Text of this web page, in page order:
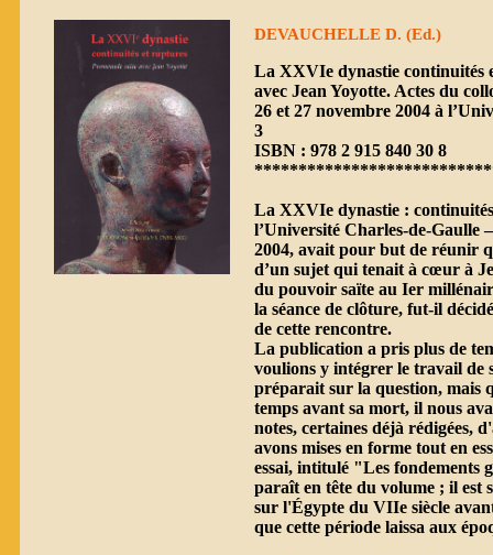
DEVAUCHELLE D. (Ed.)
La XXVIe dynastie continuités
avec Jean Yoyotte. Actes du
26 et 27 novembre 2004 à
3
ISBN : 978 2 915 840 30 8
La XXVIe dynastie :
l’Université Charles-de-Gaulle
2004, avait pour but de réunir
d’un sujet qui tenait à cœur à
du pouvoir saïte au Ier
la séance de clôture, fut-il
de cette rencontre.
La publication a pris plus de
voulions y intégrer le travail de
préparait sur la question, mais
temps avant sa mort, il nous
notes, certaines déjà rédigées,
avons mises en forme tout en
essai, intitulé "Les fondements
paraît en tête du volume ; il
sur l'Égypte du VIIe siècle
que cette période laissa aux